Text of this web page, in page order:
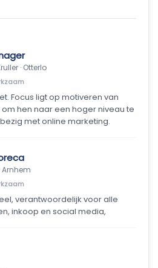
· Otterlo
Focus ligt op motiveren van
hen naar een hoger niveau te
met online marketing.
Arnhem
verantwoordelijk voor alle
inkoop en social media,